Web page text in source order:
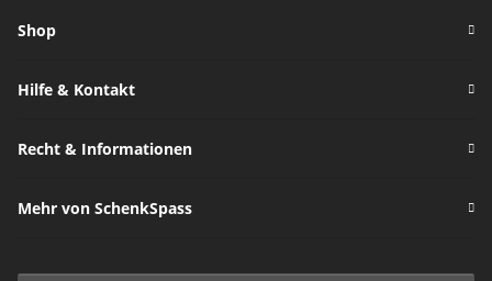
Shop
Hilfe & Kontakt
Recht & Informationen
Mehr von SchenkSpass